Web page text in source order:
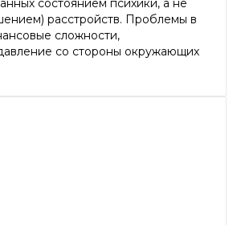
расстройств. Проблемы в
сложности,
со стороны окружающих